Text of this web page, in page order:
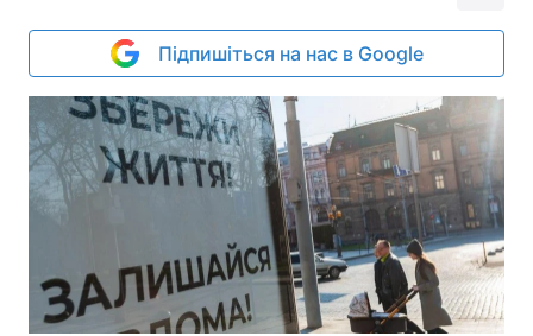
Підпишіться на нас в Google